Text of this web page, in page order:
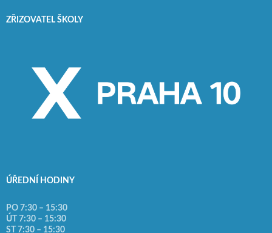
ZŘIZOVATEL ŠKOLY
ÚŘEDNÍ HODINY
PO 7:30 – 15:30
ÚT 7:30 – 15:30
ST 7:30 – 15:30